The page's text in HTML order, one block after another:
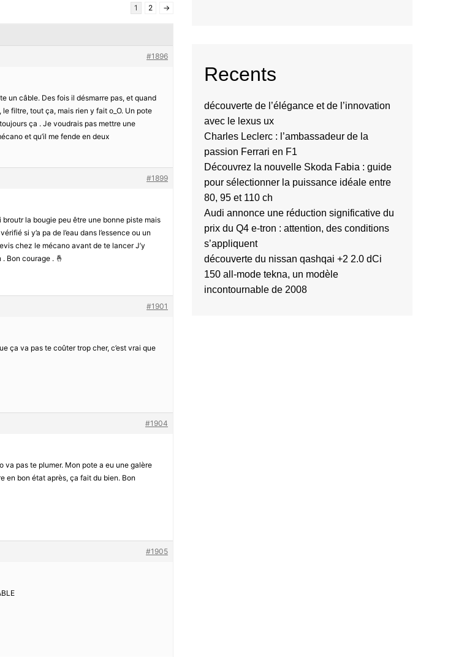
1 2 →
#1896
un câble. Des fois il désmarre pas, et quand
le filtre, tout ça, mais rien y fait o_O. Un pote
ça . Je voudrais pas mettre une
et qu’il me fende en deux
#1899
la bougie peu être une bonne piste mais
si y’a pa de l’eau dans l’essence ou un
chez le mécano avant de te lancer J’y
Bon courage . 🤞
#1901
ça va pas te coûter trop cher, c’est vrai que
#1904
va pas te plumer. Mon pote a eu une galère
en bon état après, ça fait du bien. Bon
#1905
Recents
découverte de l’élégance et de l’innovation
avec le lexus ux
Charles Leclerc : l’ambassadeur de la
passion Ferrari en F1
Découvrez la nouvelle Skoda Fabia : guide
pour sélectionner la puissance idéale entre
80, 95 et 110 ch
Audi annonce une réduction significative du
prix du Q4 e-tron : attention, des conditions
s’appliquent
découverte du nissan qashqai +2 2.0 dCi
150 all-mode tekna, un modèle
incontournable de 2008